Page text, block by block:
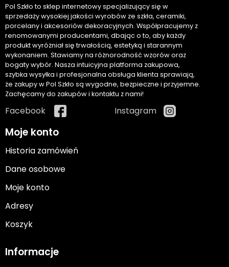
Pol Szkło to sklep internetowy specjalizujący się w
sprzedaży wysokiej jakości wyrobów ze szkła, ceramiki,
porcelany i akcesoriów dekoracyjnych. Współpracujemy z
renomowanymi producentami, dbając o to, aby każdy
produkt wyróżniał się trwałością, estetyką i starannym
wykonaniem. Stawiamy na różnorodność wzorów oraz
bogaty wybór. Nasza intuicyjna platforma zakupowa,
szybka wysyłka i profesjonalna obsługa klienta sprawiają,
że zakupy w Pol Szkło są wygodne, bezpieczne i przyjemne.
Zachęcamy do zakupów i kontaktu z nami!
Facebook Instagram
Moje konto
Historia zamówień
Dane osobowe
Moje konto
Adresy
Koszyk
Informacje